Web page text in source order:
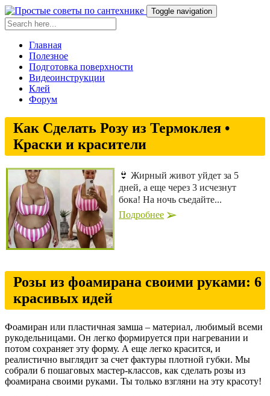
Toggle navigation
Главная
Полезное
Подготовка поверхности
Видеоинструкции
Клей
Форум
Как Сделать Розу из Термоклея •
Краски и красители
👙 Жирный живот уйдет за 5
дней, а еще через 3 исчезнут
бока! На ночь съедайте...
Подробнее
Розы из фоамирана своими руками: 6
красивых идей
Фоамиран или пластичная замша – материал, любимый всеми
рукодельницами. Он легко формируется при нагревании и
потом сохраняет эту форму. А еще легко красится, и
реалистично выглядит за счет фактуры плотной губки. Мы
собрали 6 пошаговых мастер-классов, как сделать розы из
фоамирана своими руками. Ты только взгляни на эту красоту!